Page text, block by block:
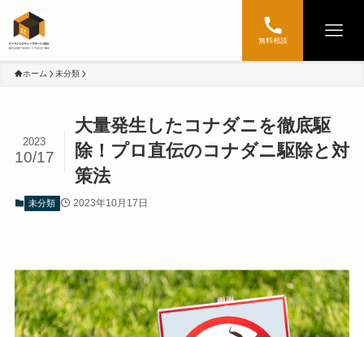
無料相談
ホーム 未分類
大量発生したコナダニを徹底駆
除！プロ直伝のコナダニ駆除と対
策法
2023
10/17
未分類 2023年10月17日